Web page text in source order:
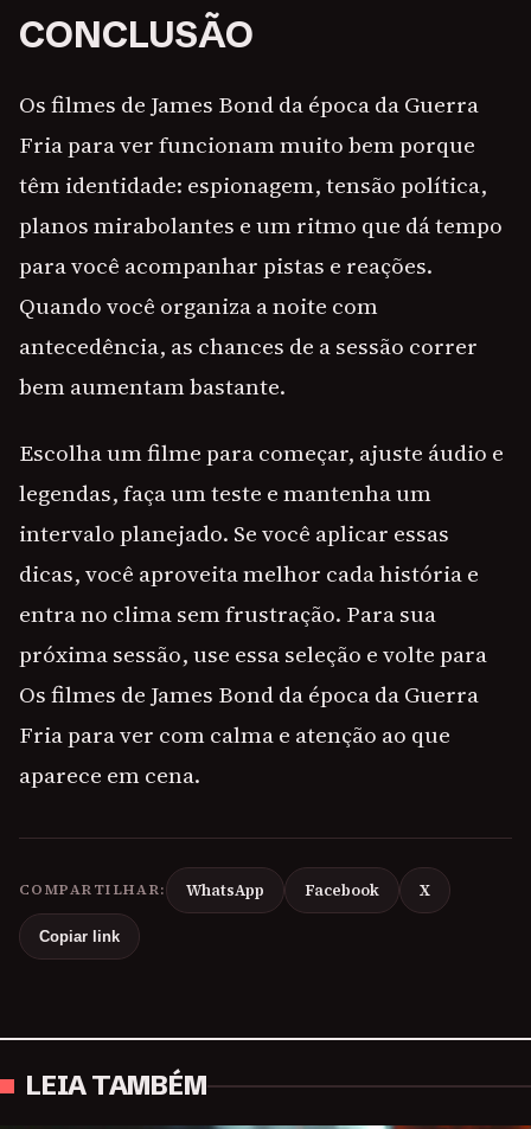
CONCLUSÃO
Os filmes de James Bond da época da Guerra
Fria para ver funcionam muito bem porque
têm identidade: espionagem, tensão política,
planos mirabolantes e um ritmo que dá tempo
para você acompanhar pistas e reações.
Quando você organiza a noite com
antecedência, as chances de a sessão correr
bem aumentam bastante.
Escolha um filme para começar, ajuste áudio e
legendas, faça um teste e mantenha um
intervalo planejado. Se você aplicar essas
dicas, você aproveita melhor cada história e
entra no clima sem frustração. Para sua
próxima sessão, use essa seleção e volte para
Os filmes de James Bond da época da Guerra
Fria para ver com calma e atenção ao que
aparece em cena.
COMPARTILHAR: WhatsApp Facebook X
Copiar link
LEIA TAMBÉM